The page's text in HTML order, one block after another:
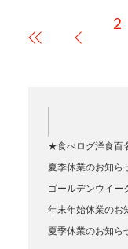
2
★食べログ洋食百
夏季休業のお知ら
ゴールデンウイー
年末年始休業のお
夏季休業のお知ら